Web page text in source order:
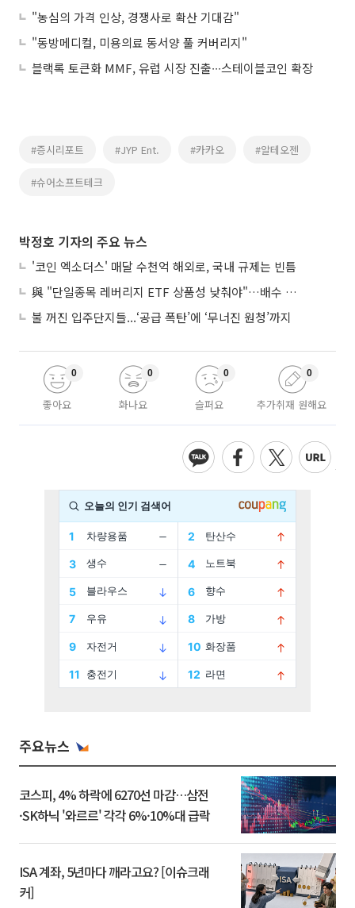
"농심의 가격 인상, 경쟁사로 확산 기대감"
"동방메디컬, 미용의료 동서양 풀 커버리지"
블랙록 토큰화 MMF, 유럽 시장 진출∙∙∙스테이블코인 확장
#증시리포트 #JYP Ent. #카카오 #알테오젠
#슈어소프트테크
박정호 기자의 주요 뉴스
'코인 엑소더스' 매달 수천억 해외로, 국내 규제는 빈틈
與 "단일종목 레버리지 ETF 상품성 낮춰야"…배수 조정안도 거론
불 꺼진 입주단지들...‘공급 폭탄’에 ‘무너진 원청’까지
좋아요
0
화나요
0
슬퍼요
0
추가취재 원해요
0
주요뉴스
코스피, 4% 하락에 6270선 마감…삼전
·SK하닉 '와르르' 각각 6%·10%대 급락
ISA 계좌, 5년마다 깨라고요? [이슈크래
커]